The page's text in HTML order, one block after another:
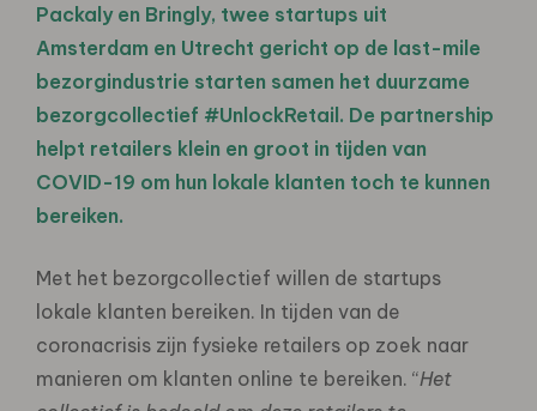
Packaly en Bringly, twee startups uit
Amsterdam en Utrecht gericht op de last-mile
bezorgindustrie starten samen het duurzame
bezorgcollectief #UnlockRetail. De partnership
helpt retailers klein en groot in tijden van
COVID-19 om hun lokale klanten toch te kunnen
bereiken.
Met het bezorgcollectief willen de startups
lokale klanten bereiken. In tijden van de
coronacrisis zijn fysieke retailers op zoek naar
manieren om klanten online te bereiken. “Het